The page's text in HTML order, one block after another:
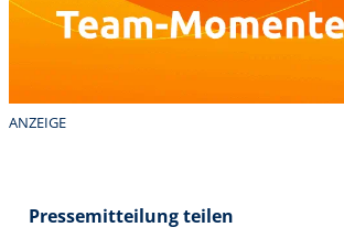
ANZEIGE
Pressemitteilung teilen